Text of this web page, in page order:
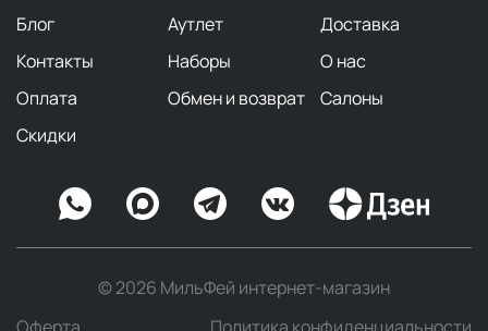
Блог Аутлет
Доставка
Контакты
Наборы
О нас
Оплата
Обмен и возврат
Салоны
Скидки
© 2026 МильФей интернет-магазин